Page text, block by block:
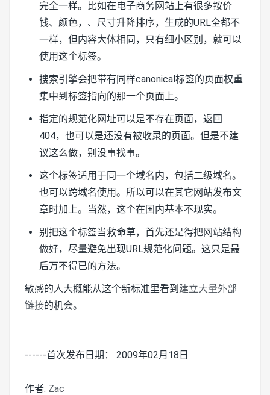
完全一样。比如在电子商务网站上有很多按价
钱、颜色，、尺寸升降排序，生成的URL全都不
一样，但内容大体相同，只有细小区别，就可以
使用这个标签。
搜索引擎会把带有同样canonical标签的页面权重
集中到标签指向的那一个页面上。
指定的规范化网址可以是不存在页面，返回
404，也可以是还没有被收录的页面。但是不建
议这么做，别没事找事。
这个标签适用于同一个域名内，包括二级域名。
也可以跨域名使用。所以可以在其它网站发布文
章时加上。当然，这个在国内基本不现实。
别把这个标签当救命草，首先还是得把网站结构
做好，尽量避免出现URL规范化问题。这只是最
后万不得已的方法。
敏感的人大概能从这个新标准里看到 建立大量外部
链接的机会。
------首次发布日期： 2009年02月18日
作者: Zac